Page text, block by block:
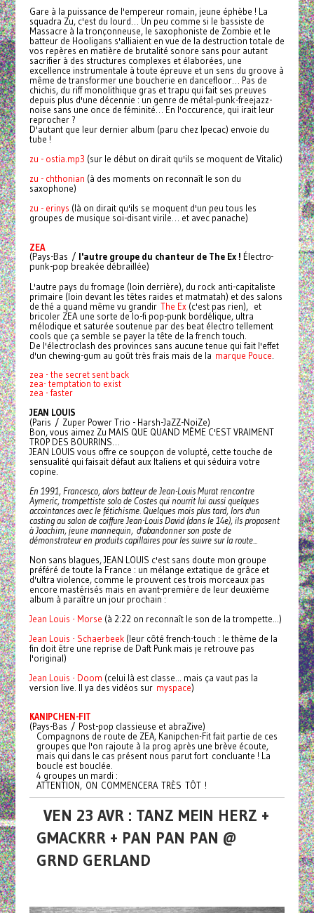
Gare à la puissance de l'empereur romain, jeune éphèbe ! La
squadra Zu, c'est du lourd… Un peu comme si le bassiste de
Massacre à la tronçonneuse, le saxophoniste de Zombie et le
batteur de Hooligans s'alliaient en vue de la destruction totale de
vos repères en matière de brutalité sonore sans pour autant
sacrifier à des structures complexes et élaborées, une
excellence instrumentale à toute épreuve et un sens du groove à
même de transformer une boucherie en dancefloor… Pas de
chichis, du riff monolithique gras et trapu qui fait ses preuves
depuis plus d'une décennie : un genre de métal-punk-freejazz-
noise sans une once de féminité… En l'occurence, qui irait leur
reprocher ?
D'autant que leur dernier album (paru chez Ipecac) envoie du
tube !
zu - ostia.mp3 (sur le début on dirait qu'ils se moquent de Vitalic)
zu - chthonian (à des moments on reconnaît le son du
saxophone)
zu - erinys (là on dirait qu'ils se moquent d'un peu tous les
groupes de musique soi-disant virile… et avec panache)
ZEA
(Pays-Bas / l'autre groupe du chanteur de The Ex ! Électro-
punk-pop breakée débraillée)
L'autre pays du fromage (loin derrière), du rock anti-capitaliste
primaire (loin devant les têtes raides et matmatah) et des salons
de thé a quand même vu grandir The Ex (c'est pas rien), et
bricoler ZEA une sorte de lo-fi pop-punk bordélique, ultra
mélodique et saturée soutenue par des beat électro tellement
cools que ça semble se payer la tête de la french touch.
De l'électroclash des provinces sans aucune tenue qui fait l'effet
d'un chewing-gum au goût très frais mais de la marque Pouce
zea - the secret sent back
zea- temptation to exist
zea - faster
JEAN LOUIS
(Paris / Zuper Power Trio - Harsh-JaZZ-NoiZe)
Bon, vous aimez Zu MAIS QUE QUAND MÊME C'EST VRAIMENT
TROP DES BOURRINS…
JEAN LOUIS vous offre ce soupçon de volupté, cette touche de
sensualité qui faisait défaut aux Italiens et qui séduira votre
copine.
En 1991, Francesco, alors batteur de Jean-Louis Murat rencontre
Aymeric, trompettiste solo de Costes qui nourrit lui aussi quelques
accointances avec le fétichisme. Quelques mois plus tard, lors d'un
casting au salon de coiffure Jean-Louis David (dans le 14e), ils proposent
à Joachim, jeune mannequin, d'abandonner son poste de
démonstrateur en produits capillaires pour les suivre sur la route...
Non sans blagues, JEAN LOUIS c'est sans doute mon groupe
préféré de toute la France : un mélange extatique de grâce et
d'ultra violence, comme le prouvent ces trois morceaux pas
encore mastérisés mais en avant-première de leur deuxième
album à paraître un jour prochain :
Jean Louis - Morse (à 2:22 on reconnaît le son de la trompette...)
Jean Louis - Schaerbeek(leur côté french-touch : le thème de la
fin doit être une reprise de Daft Punk mais je retrouve pas
l'original)
Jean Louis - Doom (celui là est classe... mais ça vaut pas la
version live. Il ya des vidéos sur myspace)
KANIPCHEN-FIT
(Pays-Bas / Post-pop classieuse et abraZive)
Compagnons de route de ZEA, Kanipchen-Fit fait partie de ces
groupes que l'on rajoute à la prog après une brève écoute,
mais qui dans le cas présent nous parut fort concluante ! La
boucle est bouclée.
4 groupes un mardi :
ATTENTION, ON COMMENCERA TRÈS TÔT !
VEN 23 AVR : TANZ MEIN HERZ +
GMACKRR + PAN PAN PAN @
GRND GERLAND